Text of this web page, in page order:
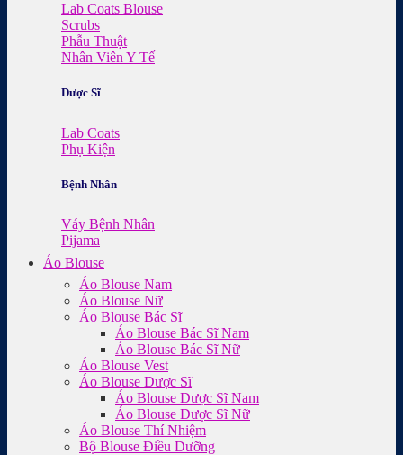
Lab Coats Blouse
Scrubs
Phẫu Thuật
Nhân Viên Y Tế
Dược Sĩ
Lab Coats
Phụ Kiện
Bệnh Nhân
Váy Bệnh Nhân
Pijama
Áo Blouse
Áo Blouse Nam
Áo Blouse Nữ
Áo Blouse Bác Sĩ
Áo Blouse Bác Sĩ Nam
Áo Blouse Bác Sĩ Nữ
Áo Blouse Vest
Áo Blouse Dược Sĩ
Áo Blouse Dược Sĩ Nam
Áo Blouse Dược Sĩ Nữ
Áo Blouse Thí Nhiệm
Bộ Blouse Điều Dưỡng